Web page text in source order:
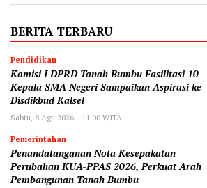
BERITA TERBARU
Pendidikan
Komisi I DPRD Tanah Bumbu Fasilitasi 10
Kepala SMA Negeri Sampaikan Aspirasi ke
Disdikbud Kalsel
Sabtu, 8 Agu 2026 - 11:00 WITA
Pemerintahan
Penandatanganan Nota Kesepakatan
Perubahan KUA-PPAS 2026, Perkuat Arah
Pembangunan Tanah Bumbu